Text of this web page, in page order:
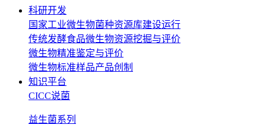
科研开发
国家工业微生物菌种资源库建设运行
传统发酵食品微生物资源挖掘与评价
微生物精准鉴定与评价
微生物标准样品产品创制
知识平台
CICC说菌
益生菌系列